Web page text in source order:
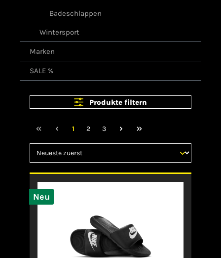
Badeschlappen
Wintersport
Marken
SALE %
Produkte filtern
1 2 3
Neu